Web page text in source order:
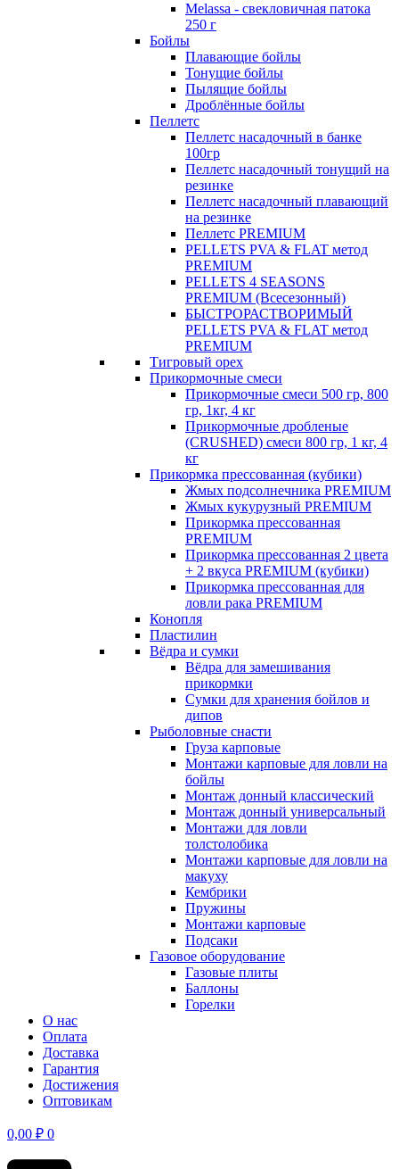
Melassa - свекловичная патока
250 г
Бойлы
Плавающие бойлы
Тонущие бойлы
Пылящие бойлы
Дроблённые бойлы
Пеллетс
Пеллетс насадочный в банке
100гр
Пеллетс насадочный тонущий на
резинке
Пеллетс насадочный плавающий
на резинке
Пеллетс PREMIUM
PELLETS PVA & FLAT метод
PREMIUM
PELLETS 4 SEASONS
PREMIUM (Всесезонный)
БЫСТРОРАСТВОРИМЫЙ
PELLETS PVA & FLAT метод
PREMIUM
Тигровый орех
Прикормочные смеси
Прикормочные смеси 500 гр, 800
гр, 1кг, 4 кг
Прикормочные дробленые
(CRUSHED) смеси 800 гр, 1 кг, 4
кг
Прикормка прессованная (кубики)
Жмых подсолнечника PREMIUM
Жмых кукурузный PREMIUM
Прикормка прессованная
PREMIUM
Прикормка прессованная 2 цвета
+ 2 вкуса PREMIUM (кубики)
Прикормка прессованная для
ловли рака PREMIUM
Конопля
Пластилин
Вёдра и сумки
Вёдра для замешивания
прикормки
Сумки для хранения бойлов и
дипов
Рыболовные снасти
Груза карповые
Монтажи карповые для ловли на
бойлы
Монтаж донный классический
Монтаж донный универсальный
Монтажи для ловли
толстолобика
Монтажи карповые для ловли на
макуху
Кембрики
Пружины
Монтажи карповые
Подсаки
Газовое оборудование
Газовые плиты
Баллоны
Горелки
О нас
Оплата
Доставка
Гарантия
Достижения
Оптовикам
0,00 ₽ 0